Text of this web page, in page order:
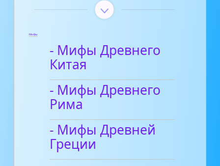
Мифы
- Мифы Древнего
Китая
- Мифы Древнего
Рима
- Мифы Древней
Греции